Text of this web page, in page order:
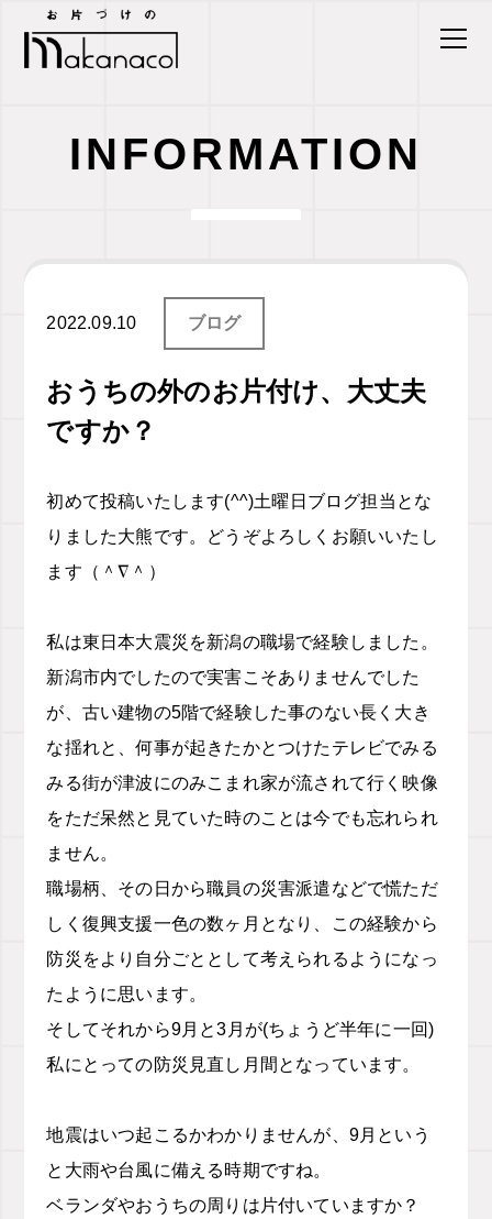
INFORMATION
2022.09.10 ブログ
おうちの外のお片付け、大丈夫
ですか？
初めて投稿いたします(^^)土曜日ブログ担当とな
りました大熊です。
どうぞよろしくお願いいたし
ます（＾∇ ＾）
私は東日本大震災を新潟の職場で経験しました。
新潟市内でしたので実害こそありませんでした
が、古い建物の5階で経験した事のない長く大き
な揺れと、何事が起きたかとつけたテレビでみる
みる街が津波にのみこまれ家が流されて行く映像
をただ呆然と見ていた時のことは今でも忘れられ
ません。
職場柄、その日から職員の災害派遣などで慌ただ
しく復興支援一色の数ヶ月となり、この経験から
防災をより自分ごととして考えられるようになっ
たように思います。
そしてそれから9月と3 月が(ちょうど半年に一回)
私にとっての防災見直し月間となっています。
地震はいつ起こるかわかりませんが、 9月という
と大雨や台風に備える時期ですね。
ベランダやおうちの周りは片付いていますか？